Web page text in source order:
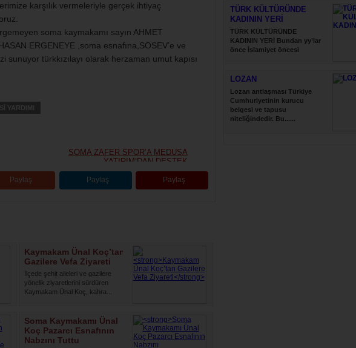
karşılık vermeleriyle gerçek ihtiyaç
soma kaymakamı sayın AHMET
ERGENEYE ,soma esnafına,SOSEV’e ve
türkkızılayı olarak herzaman umut kapısı
YARDIMI
SOMA ZAFER SPOR’A MEDUSA
YATIRIM’DAN DESTEK
Paylaş Paylaş Paylaş
Kaymakam Ünal Koç’tan
Gazilere Vefa Ziyareti
İlçede şehit aileleri ve gazilere
yönelik ziyaretlerini sürdüren
Kaymakam Ünal Koç, kahra...
Soma Kaymakamı Ünal
Koç Pazarcı Esnafının
Nabzını Tuttu
TÜRK KÜLTÜRÜNDE
KADININ YERİ
TÜRK KÜLTÜRÜNDE
KADININ YERİ Bundan yy’lar
önce İslamiyet öncesi
LOZAN
Lozan antlaşması Türkiye
Cumhuriyetinin kurucu
belgesi ve tapusu
niteliğindedir. Bu......